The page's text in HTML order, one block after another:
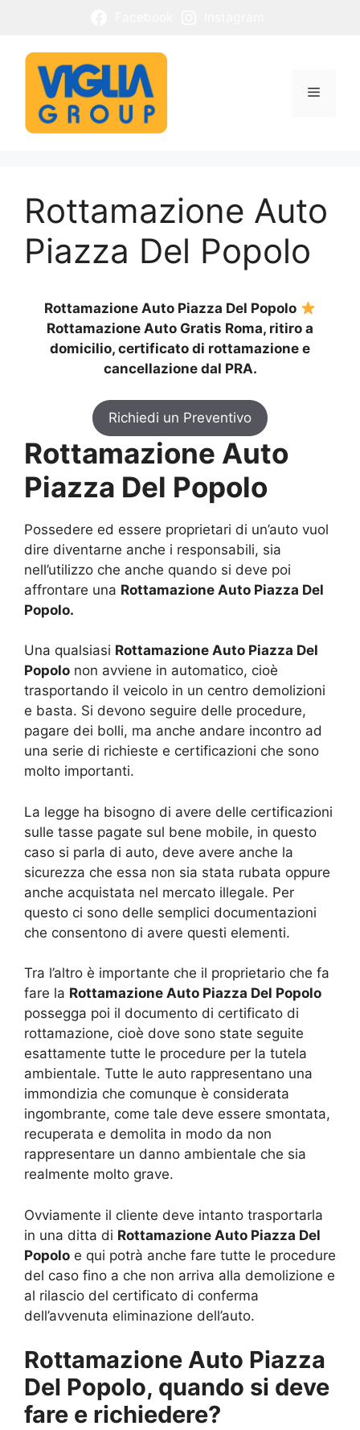
contenuto
Menu
Rottamazione Auto
Piazza Del Popolo
Rottamazione Auto Piazza Del Popolo
Rottamazione Auto Gratis Roma, ritiro a
domicilio, certificato di rottamazione e
cancellazione dal PRA.
Richiedi un Preventivo
Rottamazione Auto
Piazza Del Popolo
Possedere ed essere proprietari di un’auto vuol
dire diventarne anche i responsabili, sia
nell’utilizzo che anche quando si deve poi
affrontare una Rottamazione Auto Piazza Del
Popolo.
Una qualsiasi Rottamazione Auto Piazza Del
Popolo non avviene in automatico, cioè
trasportando il veicolo in un centro demolizioni
e basta. Si devono seguire delle procedure,
pagare dei bolli, ma anche andare incontro ad
una serie di richieste e certificazioni che sono
molto importanti.
La legge ha bisogno di avere delle certificazioni
sulle tasse pagate sul bene mobile, in questo
caso si parla di auto, deve avere anche la
sicurezza che essa non sia stata rubata oppure
anche acquistata nel mercato illegale. Per
questo ci sono delle semplici documentazioni
che consentono di avere questi elementi.
Tra l’altro è importante che il proprietario che fa
fare la Rottamazione Auto Piazza Del Popolo
possegga poi il documento di certificato di
rottamazione, cioè dove sono state seguite
esattamente tutte le procedure per la tutela
ambientale. Tutte le auto rappresentano una
immondizia che comunque è considerata
ingombrante, come tale deve essere smontata,
recuperata e demolita in modo da non
rappresentare un danno ambientale che sia
realmente molto grave.
Ovviamente il cliente deve intanto trasportarla
in una ditta di Rottamazione Auto Piazza Del
Popolo e qui potrà anche fare tutte le procedure
del caso fino a che non arriva alla demolizione e
al rilascio del certificato di conferma
dell’avvenuta eliminazione dell’auto.
Rottamazione Auto Piazza
Del Popolo, quando si deve
fare e richiedere?